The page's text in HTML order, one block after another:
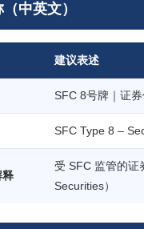
中英文）
建议表述
SFC 8号牌｜证
SFC Type 8 –
释
受 SFC 监管的证
Securities）